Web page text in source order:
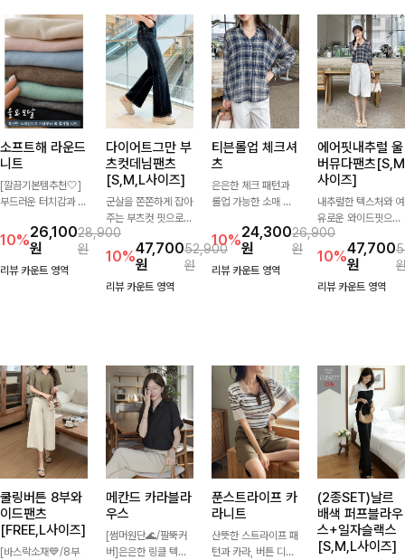
소프트해 라운드
니트
[깔끔기본템추천🤍]
부드러운 터치감과 군
로 매일 손이 가는 자
체제작 니트입니다.
자연스럽게 떨어지는
10%26,100
원
28,900
원
리뷰 카운트 영역
다이어트그만 부
츠컷데님팬츠
[S,M,L사이즈]
군살을 쫀쫀하게 잡아
주는 부츠컷 핏으로
다리 라인을 이쁘고
깔끔하게 만들어주고
진청 색감으로 더욱
슬림해보이는 효과를
10%47,700
원
52,900
원
리뷰 카운트 영역
티븐롤업 체크셔
츠
은은한 체크 패턴과
롤업 가능한 소매 디
를 연출하실 수 있어
요🌿 차르르 흐르는
가벼운 소재와 여유로
10%24,300
원
26,900
원
리뷰 카운트 영역
에어핏내추럴 울
버뮤다팬츠[S,M
사이즈]
내추럴한 텍스처와 여
유로운 와이드핏으로
군살은 자연스럽게 커
버해드리는 버뮤다 팬
츠 🤍 깔끔한 허리 디
테일과 편안한 착용감
10%47,700
원
리뷰 카운트 영역
쿨링버튼 8부와
이드팬츠
[FREE,L사이즈]
[바스락소재💙/8부
메칸드 카라블라
우스
[썸머원단🌊/팔뚝커
버]은은한 링클 텍스
푼스트라이프 카
라니트
산뜻한 스트라이프 패
턴과 카라, 버튼 디테
(2종SET)날르
배색 퍼프블라우
스+일자슬랙스
[S,M,L사이즈]